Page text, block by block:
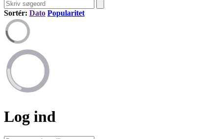
Sortér: Dato Popularitet
Log ind